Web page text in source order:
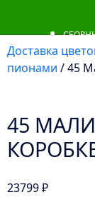
Доставка
пионами / 45
45
23799₽